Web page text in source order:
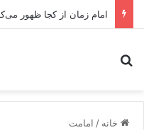
خانه / امامت